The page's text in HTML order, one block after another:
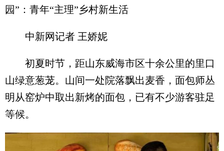
园”：青年“主理”乡村新生活
中新网记者 王娇妮
初夏时节，距山东威海市区十余公里的里口
山绿意葱茏。山间一处院落飘出麦香，面包师丛
明从窑炉中取出新烤的面包，已有不少游客驻足
等候。